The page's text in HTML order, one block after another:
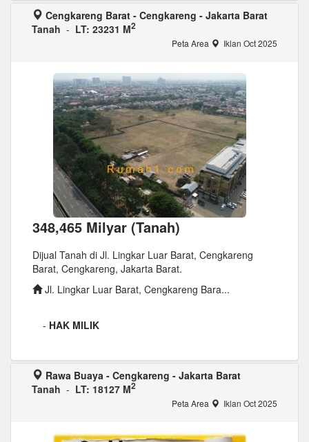
Cengkareng Barat - Cengkareng - Jakarta Barat
Tanah - LT: 23231 M2
Peta Area Iklan Oct 2025
348,465 Milyar (Tanah)
Dijual Tanah di Jl. Lingkar Luar Barat, Cengkareng
Barat, Cengkareng, Jakarta Barat.
Jl. Lingkar Luar Barat, Cengkareng Bara...
- HAK MILIK
Rawa Buaya - Cengkareng - Jakarta Barat
Tanah - LT: 18127 M2
Peta Area Iklan Oct 2025